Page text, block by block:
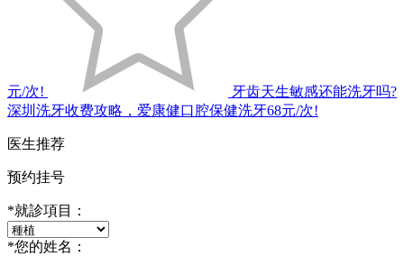
元/次!
牙齿天生敏感还能洗牙吗?
深圳洗牙收费攻略，爱康健口腔保健洗牙68元/次!
医生推荐
预约挂号
*就診項目：
*您的姓名：